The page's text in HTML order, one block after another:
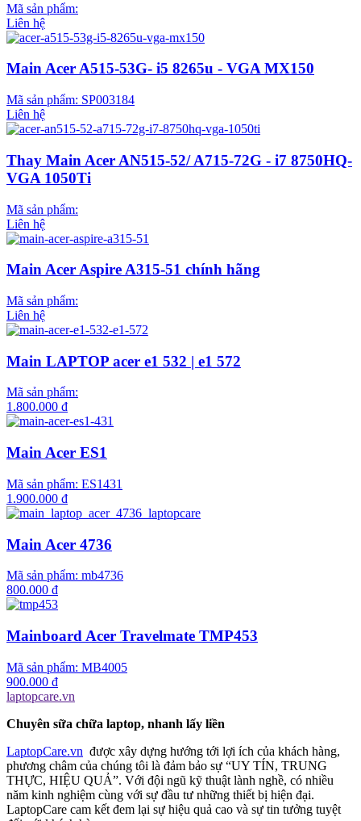
Mã sản phẩm:
Liên hệ
Main Acer A515-53G- i5 8265u - VGA MX150
Mã sản phẩm: SP003184
Liên hệ
Thay Main Acer AN515-52/ A715-72G - i7 8750HQ-
VGA 1050Ti
Mã sản phẩm:
Liên hệ
Main Acer Aspire A315-51 chính hãng
Mã sản phẩm:
Liên hệ
Main LAPTOP acer e1 532 | e1 572
Mã sản phẩm:
1.800.000 đ
Main Acer ES1
Mã sản phẩm: ES1431
1.900.000 đ
Main Acer 4736
Mã sản phẩm: mb4736
800.000 đ
Mainboard Acer Travelmate TMP453
Mã sản phẩm: MB4005
900.000 đ
laptopcare.vn
Chuyên sữa chữa laptop, nhanh lấy liền
LaptopCare.vn được xây dựng hướng tới lợi ích của khách hàng,
phương châm của chúng tôi là đảm bảo sự “UY TÍN, TRUNG
THỰC, HIỆU QUẢ”. Với đội ngũ kỹ thuật lành nghề, có nhiều
năm kinh nghiệm cùng với sự đầu tư những thiết bị hiện đại.
LaptopCare cam kết đem lại sự hiệu quả cao và sự tin tưởng tuyệt